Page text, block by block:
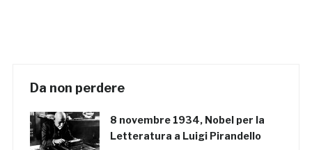
Da non perdere
8 novembre 1934, Nobel per la
Letteratura a Luigi Pirandello